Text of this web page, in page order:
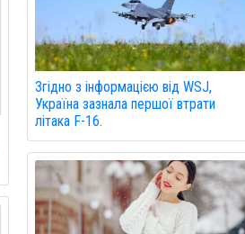
Згідно з інформацією від WSJ,
Україна зазнала першої втрати
літака F-16.